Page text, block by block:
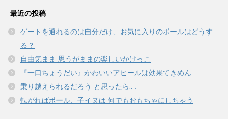
最近の投稿
ゲートを通れるのは自分だけ、お気に入りのボールはどうす
る？
自由気まま 思うがままの楽しいかけっこ
『一口ちょうだい』かわいいアピールは効果てきめん
乗り越えられるだろう と思ったら..．
転がればボール、子イヌは 何でもおもちゃにしちゃう